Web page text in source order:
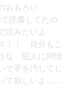
のおもろい
読書してたの
読みたいよ
！！ 自分もこ
な 犯人に同情
で手を汚してし
て欲しいよ……